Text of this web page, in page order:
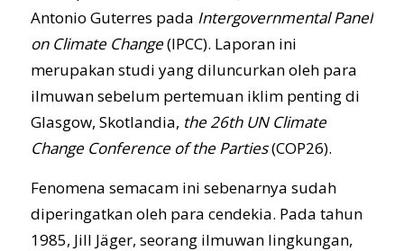
Antonio Guterres pada Intergovernmental Panel
on Climate Change(IPCC). Laporan ini
merupakan studi yang diluncurkan oleh para
ilmuwan sebelum pertemuan iklim penting di
Glasgow, Skotlandia, the 26th UN Climate
Change Conference of the Parties(COP26).
Fenomena semacam ini sebenarnya sudah
diperingatkan oleh para cendekia. Pada tahun
1985, Jill Jäger, seorang ilmuwan lingkungan,